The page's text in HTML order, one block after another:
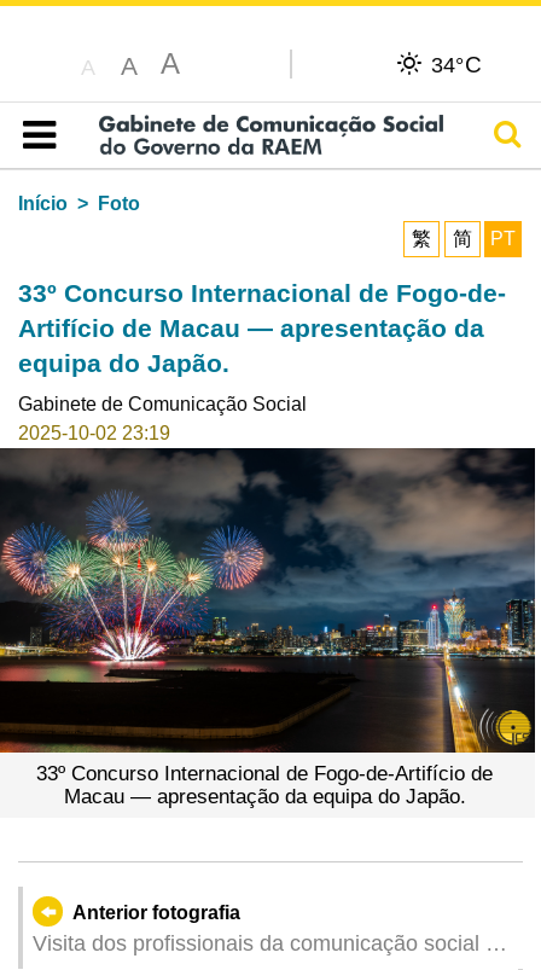
A A A 34°C
Índice
Início
Foto
繁
简 PT
33º Concurso Internacional de Fogo-de-
Artifício de Macau — apresentação da
equipa do Japão.
Gabinete de Comunicação Social
2025-10-02 23:19
33º Concurso Internacional de Fogo-de-Artifício de
Macau — apresentação da equipa do Japão.
Anterior fotografia
Visita dos profissionais da comunicação social ao